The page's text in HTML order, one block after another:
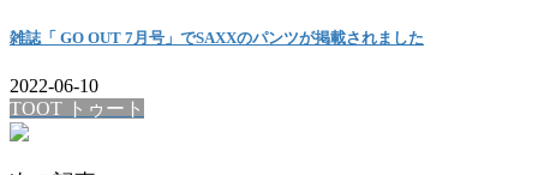
雑誌「 GO OUT 7月号」でSAXXのパンツが掲載されました
2022-06-10
TOOT トゥート